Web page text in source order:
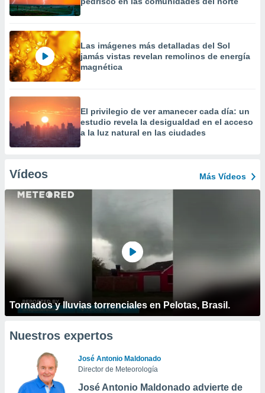
Las imágenes más detalladas del Sol
jamás vistas revelan remolinos de energía
magnética
El privilegio de ver amanecer cada día: un
estudio revela la desigualdad en el acceso
a la luz natural en las ciudades
Vídeos Más Vídeos
Tornados y lluvias torrenciales en Pelotas, Brasil.
Nuestros expertos
José Antonio Maldonado
Director de Meteorología
José Antonio Maldonado advierte de